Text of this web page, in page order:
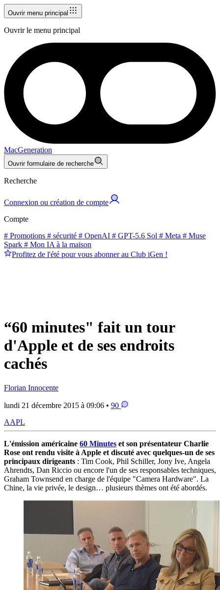
Ouvrir menu principal
Ouvrir le menu principal
MacGeneration
Ouvrir formulaire de recherche
Recherche
Connexion ou création de compte
Compte
# Promotions # sécurité # OpenAI # GPT-5.6 Sol # Meta # Muse
Spark # Mon IA à la maison
Profitez de l'été pour vous abonner au Club iGen !
“60 minutes" fait un tour
d'Apple et de ses endroits
cachés
Florian Innocente
lundi 21 décembre 2015 à 09:06 • 90
AAPL
L'émission américaine 60 Minutes et son présentateur Charlie
Rose ont rendu visite à Apple et discuté avec quelques-un de ses
principaux dirigeants : Tim Cook, Phil Schiller, Jony Ive, Angela
Ahrendts, Dan Riccio ou encore l'un de ses responsables techniques,
Graham Townsend en charge de l'équipe "Camera Hardware". La
Chine, la vie privée, le design… plusieurs thèmes ont été abordés.